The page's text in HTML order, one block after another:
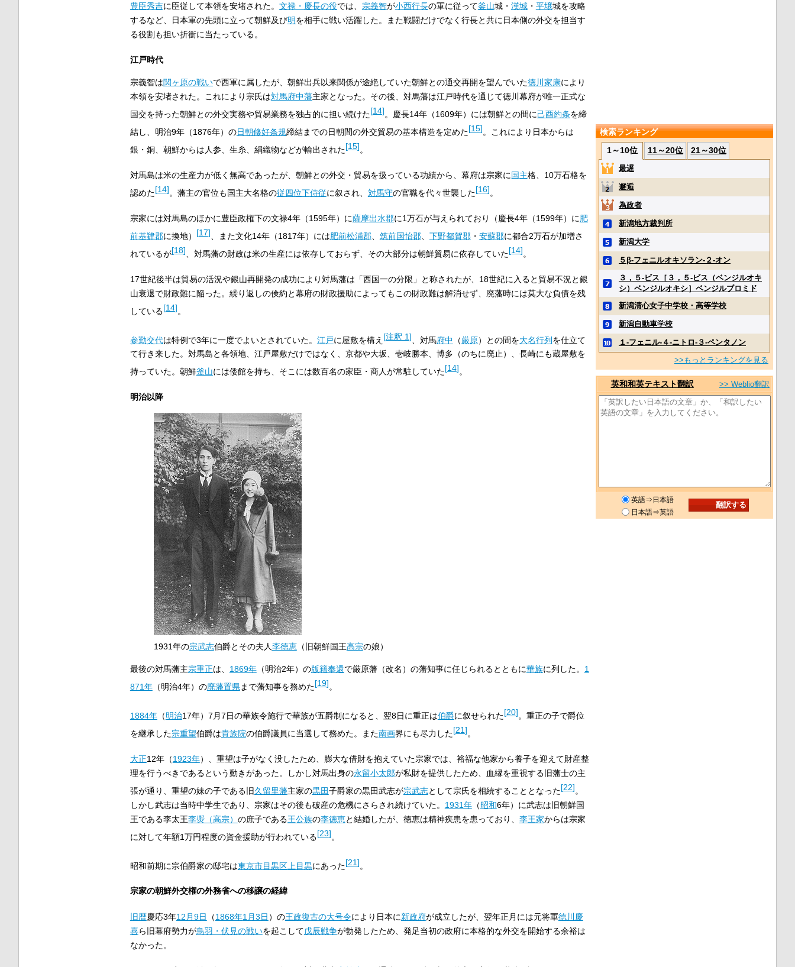
豊臣秀吉に臣従して本領を安堵された。 文禄・慶長の役では、 宗義智が小西行長の軍に従って釜山城・ 漢城・ 平壌城を攻略
するなど、日本軍の先頭に立って朝鮮及び明を相手に戦い活躍した。また戦闘だけでなく行長と共に日本側の外交を担当す
る役割も担い折衝に当たっている。
江戸時代
宗義智は関ヶ原の戦いで西軍に属したが、朝鮮出兵以来関係が途絶していた朝鮮との通交再開を望んでいた徳川家康により
本領を安堵された。これにより宗氏は対馬府中藩主家となった。その後、対馬藩は江戸時代を通じて徳川幕府が唯一正式な
国交を持った朝鮮との外交実務や貿易業務を独占的に担い続けた[14]。慶長14年（1609年）には朝鮮との間に己酉約条を締
結し、明治9年（1876年）の日朝修好条規締結までの日朝間の外交貿易の基本構造を定めた[15]。これにより日本からは
銀・銅、朝鮮からは人参、生糸、絹織物などが輸出された[15]。
対馬島は米の生産力が低く無高であったが、朝鮮との外交・貿易を扱っている功績から、幕府は宗家に国主格、10万石格を
認めた[14]。藩主の官位も国主大名格の従四位下侍従に叙され、 対馬守の官職を代々世襲した[16]。
宗家には対馬島のほかに豊臣政権下の文禄4年（1595年）に薩摩出水郡に1万石が与えられており（慶長4年（1599年）に肥
前基肄郡に換地） [17] 、また文化14年（1817年）には肥前松浦郡、 筑前国怡郡、 下野都賀郡・ 安蘇郡に都合2万石が加増さ
れているが[18] 、対馬藩の財政は米の生産には依存しておらず、その大部分は朝鮮貿易に依存していた[14]。
17世紀後半は貿易の活況や銀山再開発の成功により対馬藩は「西国一の分限」と称されたが、18世紀に入ると貿易不況と銀
山衰退で財政難に陥った。繰り返しの倹約と幕府の財政援助によってもこの財政難は解消せず、廃藩時には莫大な負債を残
している[14]。
参勤交代は特例で3年に一度でよいとされていた。 江戸に屋敷を構え [注釈 1] 、対馬府中 （厳原）との間を大名行列を仕立て
て行き来した。対馬島と各領地、江戸屋敷だけではなく、京都や大坂、壱岐勝本、博多（のちに廃止）、長崎にも蔵屋敷を
持っていた。朝鮮釜山には倭館を持ち、そこには数百名の家臣・商人が常駐していた[14]。
明治以降
1931年の宗武志伯爵とその夫人李徳恵（旧朝鮮国王高宗の娘）
最後の対馬藩主宗重正は、 1869年（明治2年）の版籍奉還で厳原藩（改名）の藩知事に任じられるとともに華族に列した。 1
871年（明治4年）の廃藩置県 まで藩知事を務めた[19]。
1884年（明治17年）7月7日の華族令施行で華族が五爵制になると、翌8日に重正は伯爵に叙せられた[20]。重正の子で爵位
を継承した宗重望伯爵は貴族院の伯爵議員に当選して務めた。また南画界にも尽力した[21]。
大正12年（1923年）、重望は子がなく没したため、膨大な借財を抱えていた宗家では、裕福な他家から養子を迎えて財産整
理を行うべきであるという動きがあった。しかし対馬出身の永留小太郎が私財を提供したため、血縁を重視する旧藩士の主
張が通り、重望の妹の子である旧久留里藩主家の黒田子爵家の黒田武志が宗武志として宗氏を相続することとなった[22]。
しかし武志は当時中学生であり、宗家はその後も破産の危機にさらされ続けていた。 1931年（昭和6年）に武志は旧朝鮮国
王である李太王李㷩（高宗） の庶子である王公族の李徳恵と結婚したが、徳恵は精神疾患を患っており、 李王家からは宗家
に対して年額1万円程度の資金援助が行われている[23]。
昭和前期に宗伯爵家の邸宅は東京市目黒区上目黒にあった[21]。
宗家の朝鮮外交権の外務省への移譲の経緯
旧暦慶応3年12月9日 （1868年1月3日 ）の王政復古の大号令により日本に新政府が成立したが、翌年正月には元将軍徳川慶
喜ら旧幕府勢力が鳥羽・伏見の戦いを起こして戊辰戦争が勃発したため、発足当初の政府に本格的な外交を開始する余裕は
なかった。
検索ランキング
1～10位
11～20位 21～30位
最遅
邂逅
為政者
新潟地方裁判所
新潟大学
５β‐フェニルオキソラン‐２‐オン
３，５‐ビス［３，５‐ビス（ベンジルオキ
シ）ベンジルオキシ］ベンジルブロミド
新潟清心女子中学校・高等学校
新潟自動車学校
１‐フェニル‐４‐ニトロ‐３‐ペンタノン
>>もっとランキングを見る
英和和英テキスト翻訳 >> Weblio翻訳
英語⇒日本語
日本語⇒英語